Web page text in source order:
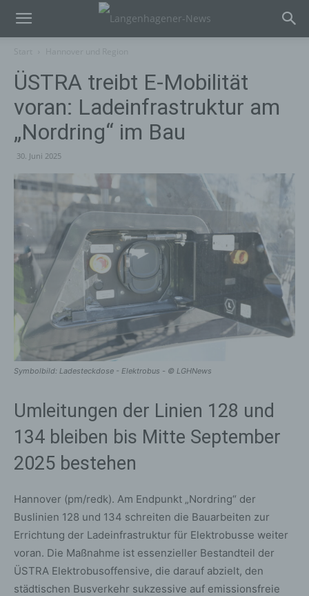
ÜSTRA treibt E-Mobilität
voran: Ladeinfrastruktur am
„Nordring“ im Bau
30. Juni 2025
Symbolbild: Ladesteckdose - Elektrobus - © LGHNews
Umleitungen der Linien 128 und
134 bleiben bis Mitte September
2025 bestehen
Hannover (pm/redk). Am Endpunkt „Nordring“ der
Buslinien 128 und 134 schreiten die Bauarbeiten zur
Errichtung der Ladeinfrastruktur für Elektrobusse weiter
voran. Die Maßnahme ist essenzieller Bestandteil der
ÜSTRA Elektrobusoffensive, die darauf abzielt, den
städtischen Busverkehr sukzessive auf emissionsfreie